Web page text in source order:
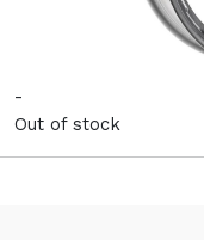
-
Out of stock